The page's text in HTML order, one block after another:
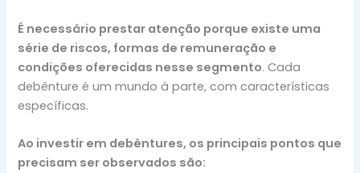
É necessário prestar atenção porque existe uma
série de riscos, formas de remuneração e
condições oferecidas nesse segmento. Cada
debênture é um mundo à parte, com características
específicas.
Ao investir em debêntures, os principais pontos que
precisam ser observados são: